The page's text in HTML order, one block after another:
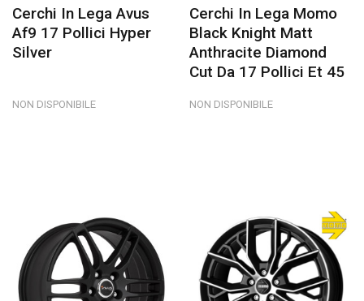
Cerchi In Lega Avus
Af9 17 Pollici Hyper
Silver
NON DISPONIBILE
Cerchi In Lega Momo
Black Knight Matt
Anthracite Diamond
Cut Da 17 Pollici Et 45
NON DISPONIBILE